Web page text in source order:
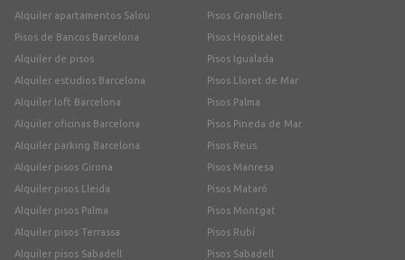
Alquiler apartamentos Salou
Pisos de Bancos Barcelona
Alquiler de pisos
Alquiler estudios Barcelona
Alquiler loft Barcelona
Alquiler oficinas Barcelona
Alquiler parking Barcelona
Alquiler pisos Girona
Alquiler pisos Lleida
Alquiler pisos Palma
Alquiler pisos Terrassa
Alquiler pisos Sabadell
Pisos Granollers
Pisos Hospitalet
Pisos Igualada
Pisos Lloret de Mar
Pisos Palma
Pisos Pineda de Mar
Pisos Reus
Pisos Manresa
Pisos Mataró
Pisos Montgat
Pisos Rubí
Pisos Sabadell